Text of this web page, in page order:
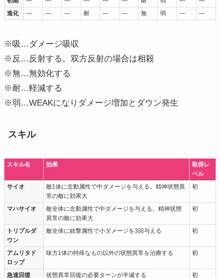
進化
― ― ― 耐 ― ― 無 弱 ― ―
※吸…ダメージ吸収
※反…反射する。双方反射の場合は相殺
※無…無効化する
※耐…軽減する
※弱…WEAKになりダメージ増加とダウン発生
スキル
スキル名 効果
取得レ
ベル
サイオ
敵1体に念動属性で中ダメージを与える。精神状態異
常の敵に効果大
初
マハサイオ
敵全体に念動属性で中ダメージを与える。精神状態
異常の敵に効果大
初
トリプルダ
ウン
敵全体に銃撃属性で小ダメージを3回与える 初
アムリタド
ロップ
味方1体の特殊なもの以外の状態異常を治療する 初
急速回復 状態異常回復の必要ターンが半減する
初